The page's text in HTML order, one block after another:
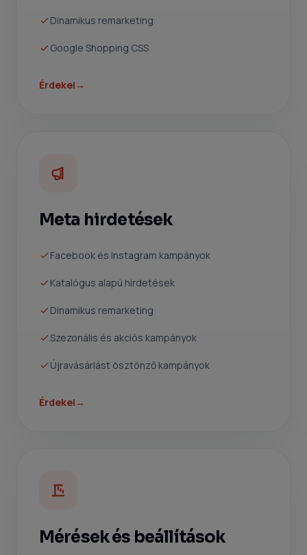
Dinamikus remarketing
Google Shopping CSS
Érdekel →
Meta hirdetések
Facebook és Instagram kampányok
Katalógus alapú hirdetések
Dinamikus remarketing
Szezonális és akciós kampányok
Újravásárlást ösztönző kampányok
Érdekel →
Mérések és beállítások